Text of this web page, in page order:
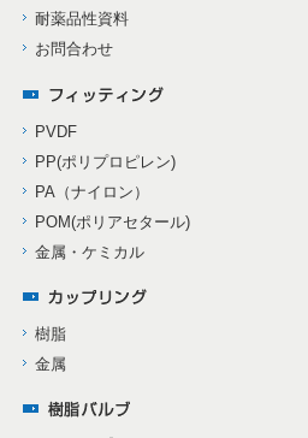
耐薬品性資料
お問合わせ
PVDF
PP(ポリプロピレン)
PA（ナイロン）
POM(ポリアセタール)
金属・ケミカル
樹脂
金属